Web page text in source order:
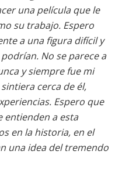
una película que le
su trabajo. Espero
a una figura difícil y
No se parece a
y siempre fue mi
cerca de él,
Espero que
entienden a esta
en la historia, en el
una idea del tremendo